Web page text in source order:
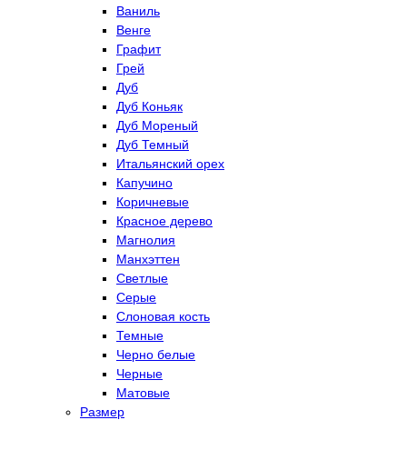
Ваниль
Венге
Графит
Грей
Дуб
Дуб Коньяк
Дуб Мореный
Дуб Темный
Итальянский орех
Капучино
Коричневые
Красное дерево
Магнолия
Манхэттен
Светлые
Серые
Слоновая кость
Темные
Черно белые
Черные
Матовые
Размер